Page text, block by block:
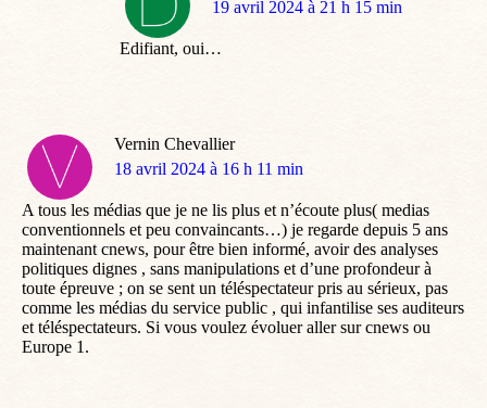
dit
19 avril 2024 à 21 h 15 min
Edifiant, oui…
Vernin Chevallier
dit
18 avril 2024 à 16 h 11 min
A tous les médias que je ne lis plus et n’écoute plus( medias
conventionnels et peu convaincants…) je regarde depuis 5 ans
maintenant cnews, pour être bien informé, avoir des analyses
politiques dignes , sans manipulations et d’une profondeur à
toute épreuve ; on se sent un téléspectateur pris au sérieux, pas
comme les médias du service public , qui infantilise ses auditeurs
et téléspectateurs. Si vous voulez évoluer aller sur cnews ou
Europe 1.